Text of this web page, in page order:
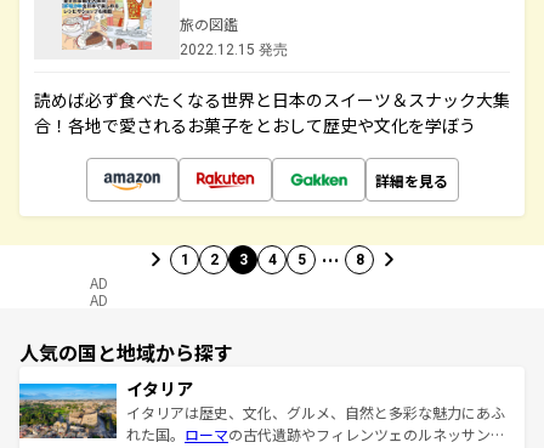
旅の図鑑
2022.12.15 発売
読めば必ず食べたくなる世界と日本のスイーツ＆スナック大集
合！各地で愛されるお菓子をとおして歴史や文化を学ぼう
詳細を見る
1 2 3 4 5 … 8
AD
AD
人気の国と地域から探す
イタリア
イタリアは歴史、文化、グルメ、自然と多彩な魅力にあふ
れた国。 ローマの古代遺跡やフィレンツェのルネッサンス